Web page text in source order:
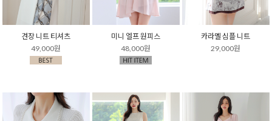
견장 니트 티셔츠
49,000원
미니 엘프 원피스
48,000원
카라멜 심플 니트
29,000원